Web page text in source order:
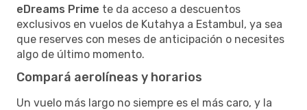
eDreams Prime te da acceso a descuentos
exclusivos en vuelos de Kutahya a Estambul, ya sea
que reserves con meses de anticipación o necesites
algo de último momento.
Compará aerolíneas y horarios
Un vuelo más largo no siempre es el más caro, y la